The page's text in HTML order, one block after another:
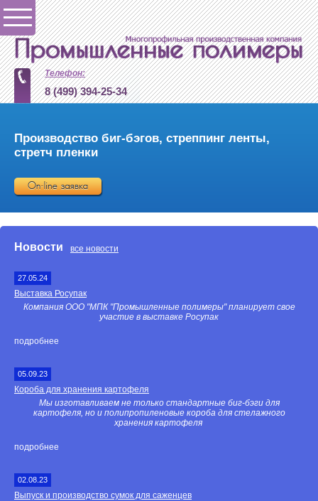
Телефон:
8 (499) 394-25-34
Производство биг-бэгов, стреппинг ленты,
стретч пленки
Кнопка
Новости все новости
27.05.24
Выставка Росупак
Компания ООО "МПК "Промышленные полимеры" планирует свое
участие в выставке Росупак
подробнее
05.09.23
Короба для хранения картофеля
Мы изготавливаем не только стандартные биг-бэги для
картофеля, но и полипропиленовые короба для стелажного
хранения картофеля
подробнее
02.08.23
Выпуск и производство сумок для саженцев